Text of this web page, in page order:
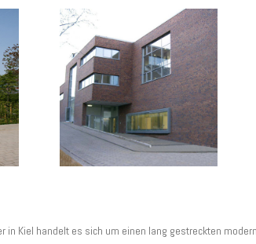
Kiel handelt es sich um einen lang gestreckten